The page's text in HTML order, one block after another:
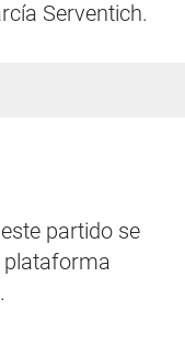
Serventich.
partido se
plataforma